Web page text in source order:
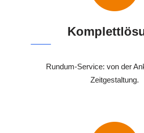
Rundum-Service: von der
Zeitgestaltung.